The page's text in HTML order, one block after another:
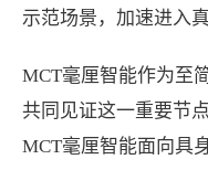
示范场景，加速进入
MCT毫厘智能作为至
共同见证这一重要节
MCT毫厘智能面向具